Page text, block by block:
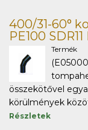
400/31-60°
PE100 SDR11
Termék
összekötővel
körülmények
Részletek